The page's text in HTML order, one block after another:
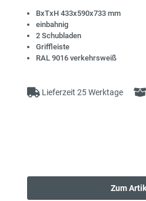
BxTxH 433x590x733 mm
einbahnig
2 Schubladen
Griffleiste
RAL 9016 verkehrsweiß
Lieferzeit 25 Werktage
Zum